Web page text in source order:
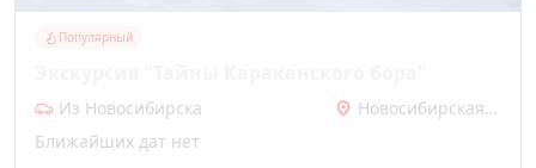
Популярный
Из Новосибирска
Новосибирская область
Ближайших дат нет